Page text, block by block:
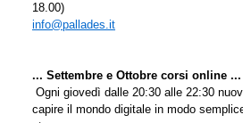
18.00)
info@pallades.it
... Settembre e Ottobre corsi online ...
Ogni giovedì dalle 20:30 alle 22:30
capire il mondo digitale in modo